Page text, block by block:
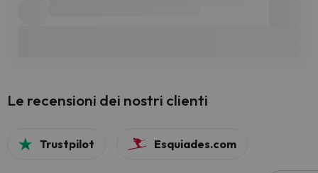
Le recensioni dei nostri clienti
Trustpilot Esquiades.com